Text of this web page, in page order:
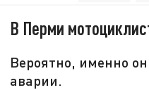
В Перми
Вероятно, именно
аварии.